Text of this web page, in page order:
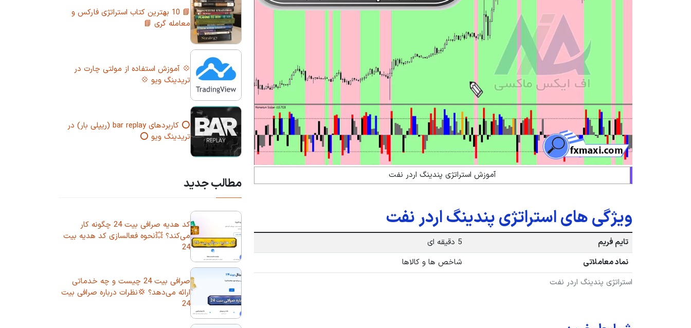
آموزش استراتژی پندینگ اردر نفت
ویژگی های استراتژی پندینگ اردر نفت
استراتژی پندینگ اردر نفت
تایم فریم
5 دقیقه ای
نماد معاملاتی
شاخص ها و کالاها
📘 10 بهترین کتاب استراتژی فارکس و
معامله گری 📘
💠 آموزش استفاده از مولتی چارت در
تریدینگ ویو 💠
⭕ کاربردهای bar replay (ریپلی بار) در
تریدینگ ویو ⭕
مطالب جدید
کد هدیه صرافی بیت 24 چگونه کار
می‌کند؟ 💥نحوه فعالسازی کد هدیه بیت
24
صرافی بیت 24 چیست و چه خدماتی
ارائه می‌دهد؟ 💢نظرات درباره صرافی بیت
24